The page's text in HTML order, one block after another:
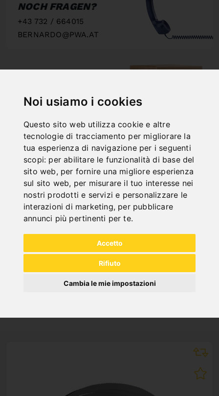
Noi usiamo i cookies
Questo sito web utilizza cookie e altre
tecnologie di tracciamento per migliorare la
tua esperienza di navigazione per i seguenti
scopi: per abilitare le funzionalità di base del
sito web, per fornire una migliore esperienza
sul sito web, per misurare il tuo interesse nei
nostri prodotti e servizi e personalizzare le
interazioni di marketing, per pubblicare
annunci più pertinenti per te.
Accetto
Rifiuto
Cambia le mie impostazioni
NOCH FRAGEN?
+43 732 / 664015
BERNARDO@PWA.AT
SCHNELLE
LIEFERUNG
ONLINE
KATALOGE